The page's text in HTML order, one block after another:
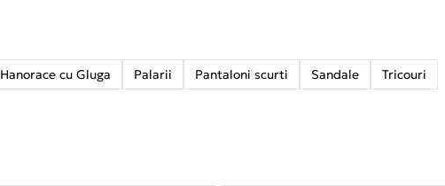
Hanorace cu Gluga Palarii Pantaloni scurti Sandale Tricouri